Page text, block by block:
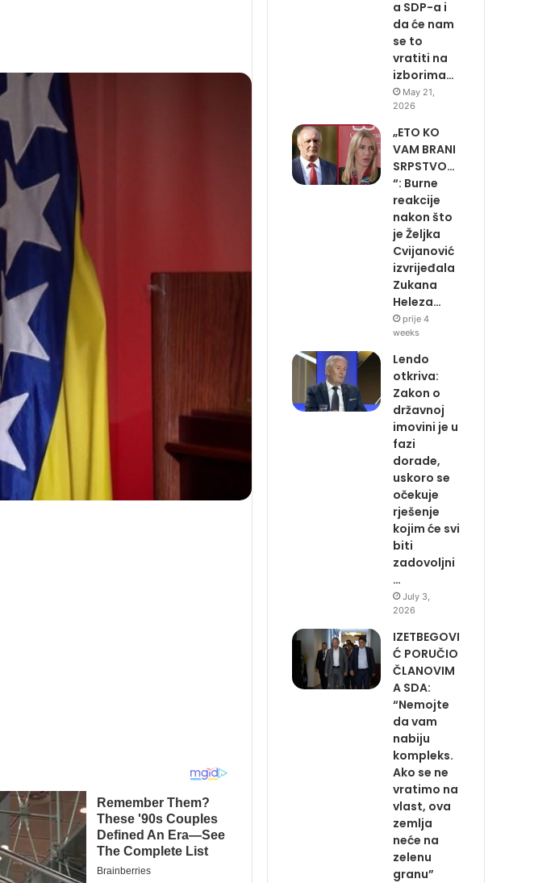
a SDP-a i
da će nam
se to
vratiti na
izborima…
May 21,
2026
„ETO KO
VAM BRANI
SRPSTVO…
“: Burne
reakcije
nakon što
je Željka
Cvijanović
izvrijeđala
Zukana
Heleza…
prije 4
weeks
Lendo
otkriva:
Zakon o
državnoj
imovini je u
fazi
dorade,
uskoro se
očekuje
rješenje
kojim će svi
biti
zadovoljni
…
July 3,
2026
IZETBEGOVI
Ć PORUČIO
ČLANOVIM
A SDA:
“Nemojte
da vam
nabiju
kompleks.
Ako se ne
vratimo na
vlast, ova
zemlja
neće na
zelenu
granu”